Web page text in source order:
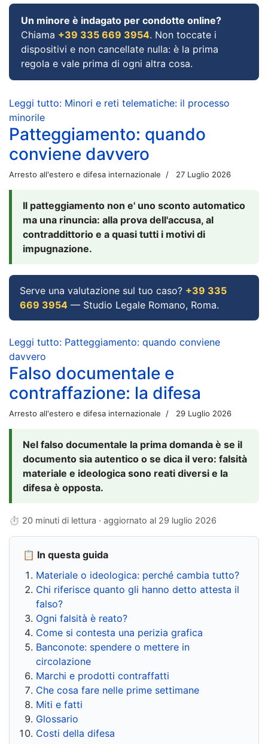
Un minore è indagato per condotte online?
Chiama +39 335 669 3954. Non toccate i
dispositivi e non cancellate nulla: è la prima
regola e vale prima di ogni altra cosa.
Leggi tutto: Minori e reti telematiche: il processo
minorile
Patteggiamento: quando
conviene davvero
Arresto all'estero e difesa internazionale 27 Luglio 2026
Il patteggiamento non e' uno sconto automatico
ma una rinuncia: alla prova dell'accusa, al
contraddittorio e a quasi tutti i motivi di
impugnazione.
Serve una valutazione sul tuo caso? +39 335
669 3954 — Studio Legale Romano, Roma.
Leggi tutto: Patteggiamento: quando conviene
davvero
Falso documentale e
contraffazione: la difesa
Arresto all'estero e difesa internazionale 29 Luglio 2026
Nel falso documentale la prima domanda è se il
documento sia autentico o se dica il vero: falsità
materiale e ideologica sono reati diversi e la
difesa è opposta.
⏱ 20 minuti di lettura · aggiornato al 29 luglio 2026
📋 In questa guida
Materiale o ideologica: perché cambia tutto?
Chi riferisce quanto gli hanno detto attesta il
falso?
Ogni falsità è reato?
Come si contesta una perizia grafica
Banconote: spendere o mettere in
circolazione
Marchi e prodotti contraffatti
Che cosa fare nelle prime settimane
Miti e fatti
Glossario
Costi della difesa